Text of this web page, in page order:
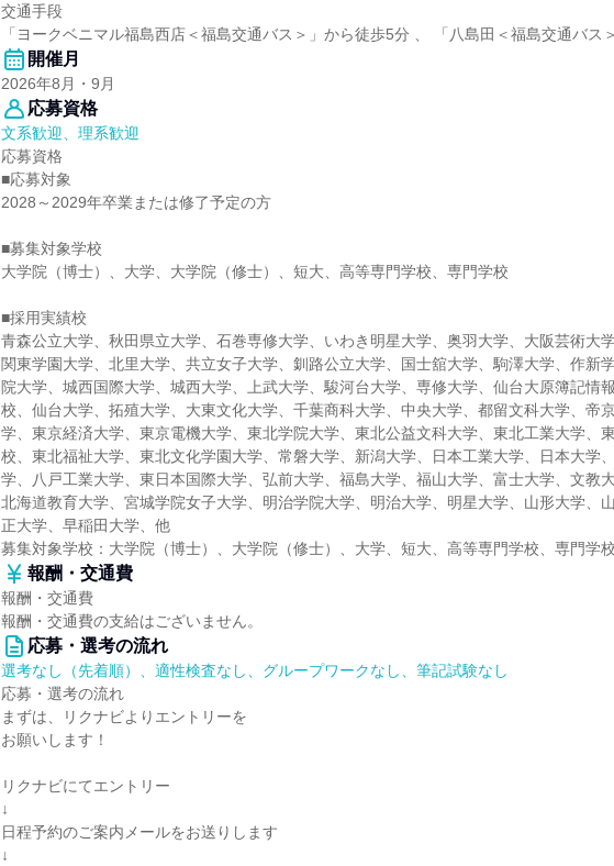
交通手段
「ヨークベニマル福島西店＜福島交通バス＞」から徒歩5分 、 「八島田＜福島交通バス
開催月
2026年8月・9月
応募資格
文系歓迎、理系歓迎
応募資格
■応募対象
2028～2029年卒業または修了予定の方
■募集対象学校
大学院（博士）、大学、大学院（修士）、短大、高等専門学校、専門学校
■採用実績校
青森公立大学、秋田県立大学、石巻専修大学、いわき明星大学、奥羽大学、大阪芸術大学
関東学園大学、北里大学、共立女子大学、釧路公立大学、国士舘大学、駒澤大学、作新
院大学、城西国際大学、城西大学、上武大学、駿河台大学、専修大学、仙台大原簿記情
校、仙台大学、拓殖大学、大東文化大学、千葉商科大学、中央大学、都留文科大学、帝
学、東京経済大学、東京電機大学、東北学院大学、東北公益文科大学、東北工業大学、
校、東北福祉大学、東北文化学園大学、常磐大学、新潟大学、日本工業大学、日本大学
学、八戸工業大学、東日本国際大学、弘前大学、福島大学、福山大学、富士大学、文教大
北海道教育大学、宮城学院女子大学、明治学院大学、明治大学、明星大学、山形大学、
正大学、早稲田大学、他
募集対象学校：大学院（博士）、大学院（修士）、大学、短大、高等専門学校、専門学校
報酬・交通費
報酬・交通費
報酬・交通費の支給はございません。
応募・選考の流れ
選考なし（先着順）、適性検査なし、グループワークなし、筆記試験なし
応募・選考の流れ
まずは、リクナビよりエントリーを
お願いします！
リクナビにてエントリー
↓
日程予約のご案内メールをお送りします
↓